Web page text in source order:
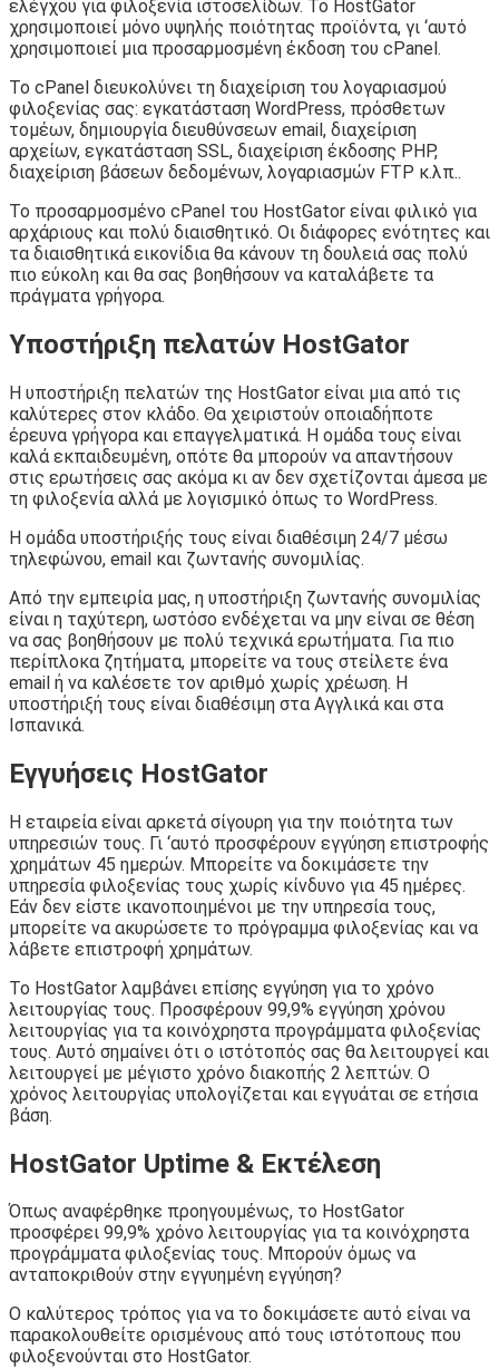
ελέγχου για φιλοξενία ιστοσελίδων. Το HostGator
χρησιμοποιεί μόνο υψηλής ποιότητας προϊόντα, γι ‘αυτό
χρησιμοποιεί μια προσαρμοσμένη έκδοση του cPanel.
Το cPanel διευκολύνει τη διαχείριση του λογαριασμού
φιλοξενίας σας: εγκατάσταση WordPress, πρόσθετων
τομέων, δημιουργία διευθύνσεων email, διαχείριση
αρχείων, εγκατάσταση SSL, διαχείριση έκδοσης PHP,
διαχείριση βάσεων δεδομένων, λογαριασμών FTP κ.λπ..
Το προσαρμοσμένο cPanel του HostGator είναι φιλικό για
αρχάριους και πολύ διαισθητικό. Οι διάφορες ενότητες και
τα διαισθητικά εικονίδια θα κάνουν τη δουλειά σας πολύ
πιο εύκολη και θα σας βοηθήσουν να καταλάβετε τα
πράγματα γρήγορα.
Υποστήριξη πελατών HostGator
Η υποστήριξη πελατών της HostGator είναι μια από τις
καλύτερες στον κλάδο. Θα χειριστούν οποιαδήποτε
έρευνα γρήγορα και επαγγελματικά. Η ομάδα τους είναι
καλά εκπαιδευμένη, οπότε θα μπορούν να απαντήσουν
στις ερωτήσεις σας ακόμα κι αν δεν σχετίζονται άμεσα με
τη φιλοξενία αλλά με λογισμικό όπως το WordPress.
Η ομάδα υποστήριξής τους είναι διαθέσιμη 24/7 μέσω
τηλεφώνου, email και ζωντανής συνομιλίας.
Από την εμπειρία μας, η υποστήριξη ζωντανής συνομιλίας
είναι η ταχύτερη, ωστόσο ενδέχεται να μην είναι σε θέση
να σας βοηθήσουν με πολύ τεχνικά ερωτήματα. Για πιο
περίπλοκα ζητήματα, μπορείτε να τους στείλετε ένα
email ή να καλέσετε τον αριθμό χωρίς χρέωση. Η
υποστήριξή τους είναι διαθέσιμη στα Αγγλικά και στα
Ισπανικά.
Εγγυήσεις HostGator
Η εταιρεία είναι αρκετά σίγουρη για την ποιότητα των
υπηρεσιών τους. Γι ‘αυτό προσφέρουν εγγύηση επιστροφής
χρημάτων 45 ημερών. Μπορείτε να δοκιμάσετε την
υπηρεσία φιλοξενίας τους χωρίς κίνδυνο για 45 ημέρες.
Εάν δεν είστε ικανοποιημένοι με την υπηρεσία τους,
μπορείτε να ακυρώσετε το πρόγραμμα φιλοξενίας και να
λάβετε επιστροφή χρημάτων.
Το HostGator λαμβάνει επίσης εγγύηση για το χρόνο
λειτουργίας τους. Προσφέρουν 99,9% εγγύηση χρόνου
λειτουργίας για τα κοινόχρηστα προγράμματα φιλοξενίας
τους. Αυτό σημαίνει ότι ο ιστότοπός σας θα λειτουργεί και
λειτουργεί με μέγιστο χρόνο διακοπής 2 λεπτών. Ο
χρόνος λειτουργίας υπολογίζεται και εγγυάται σε ετήσια
βάση.
HostGator Uptime & Εκτέλεση
Όπως αναφέρθηκε προηγουμένως, το HostGator
προσφέρει 99,9% χρόνο λειτουργίας για τα κοινόχρηστα
προγράμματα φιλοξενίας τους. Μπορούν όμως να
ανταποκριθούν στην εγγυημένη εγγύηση?
Ο καλύτερος τρόπος για να το δοκιμάσετε αυτό είναι να
παρακολουθείτε ορισμένους από τους ιστότοπους που
φιλοξενούνται στο HostGator.